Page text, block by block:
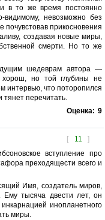
в то же время постоянно
невозможно без
почувстовав прикосновения
создавая новые миры,
смерти. Но то же
шедеврам автора —
хорош, но той глубины не
интервью, что поторопился
тянет перечитать.
Оценка: 9
[ 11 ]
вступление про
преходящести всего и
Имя, создатель миров,
Ему тысяча двести лет, он
инопланетного
миры.